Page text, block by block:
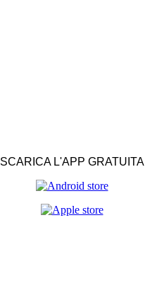
SCARICA L'APP GRATUITA